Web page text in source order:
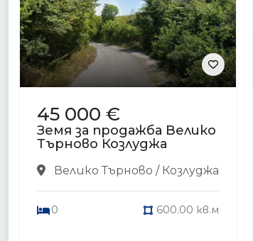
45 000 €
Земя за продажба Велико
Търново Козлуджа
Велико Търново / Козлуджа
0 600.00 кв.м